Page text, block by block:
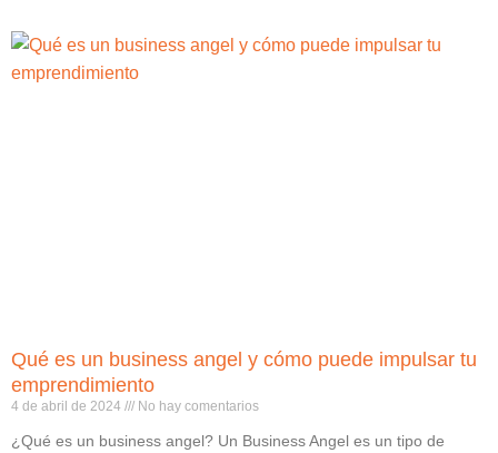
Qué es un business angel y cómo puede impulsar tu
emprendimiento
4 de abril de 2024 No hay comentarios
¿Qué es un business angel? Un Business Angel es un tipo de